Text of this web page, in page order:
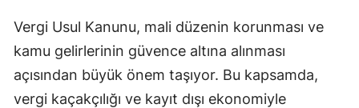
Hakkari
Hatay
Isparta
Vergi Usul Kanunu, mali düzenin korunması ve
kamu gelirlerinin güvence altına alınması
açısından büyük önem taşıyor. Bu kapsamda,
vergi kaçakçılığı ve kayıt dışı ekonomiyle